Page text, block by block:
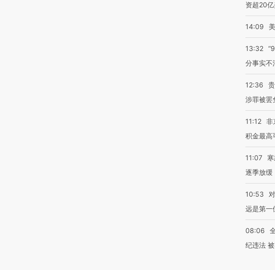
资超20
14:09
13:32
分事实不
12:36
涉罪被罢
11:12 非
积金最
11:07
逐季放缓
10:53
远是第一
08:06
纪违法